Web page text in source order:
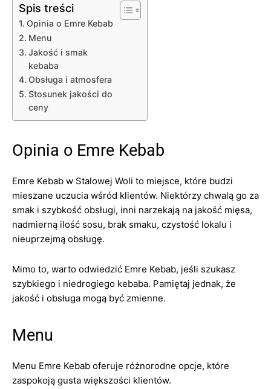
Spis treści
Opinia o Emre Kebab
Menu
Jakość i smak
kebaba
Obsługa i atmosfera
Stosunek jakości do
ceny
Opinia o Emre Kebab
Emre Kebab w Stalowej Woli to miejsce, które budzi
mieszane uczucia wśród klientów. Niektórzy chwalą go za
smak i szybkość obsługi, inni narzekają na jakość mięsa,
nadmierną ilość sosu, brak smaku, czystość lokalu i
nieuprzejmą obsługę.
Mimo to, warto odwiedzić Emre Kebab, jeśli szukasz
szybkiego i niedrogiego kebaba. Pamiętaj jednak, że
jakość i obsługa mogą być zmienne.
Menu
Menu Emre Kebab oferuje różnorodne opcje, które
zaspokoją gusta większości klientów.